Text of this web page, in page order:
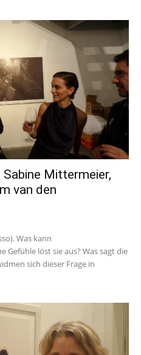
Mittermeier,
van den
Was kann
Gefühle löst sie aus? Was sagt die
sich dieser Frage in